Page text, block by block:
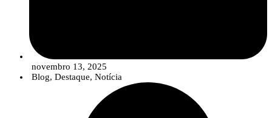
novembro 13, 2025
Blog, Destaque, Notícia